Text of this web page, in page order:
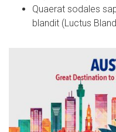
Quaerat sodales
blandit (Luctus